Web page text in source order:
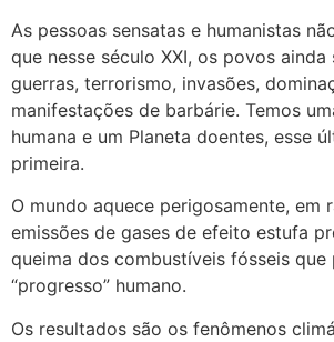
As pessoas sensatas e humanistas
que nesse século XXI, os povos ainda
guerras, terrorismo, invasões,
manifestações de barbárie. Temos
humana e um Planeta doentes, esse
primeira.
O mundo aquece perigosamente, em
emissões de gases de efeito estufa
queima dos combustíveis fósseis que
“progresso” humano.
Os resultados são os fenômenos